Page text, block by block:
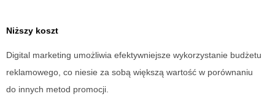
Niższy koszt
Digital marketing umożliwia efektywniejsze wykorzystanie budżetu
reklamowego, co niesie za sobą większą wartość w porównaniu
do innych metod promocji.